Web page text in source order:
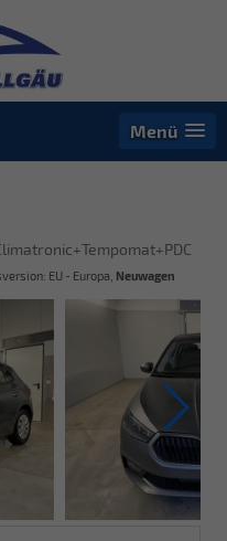
Menü
EU - Europa, Neuwagen